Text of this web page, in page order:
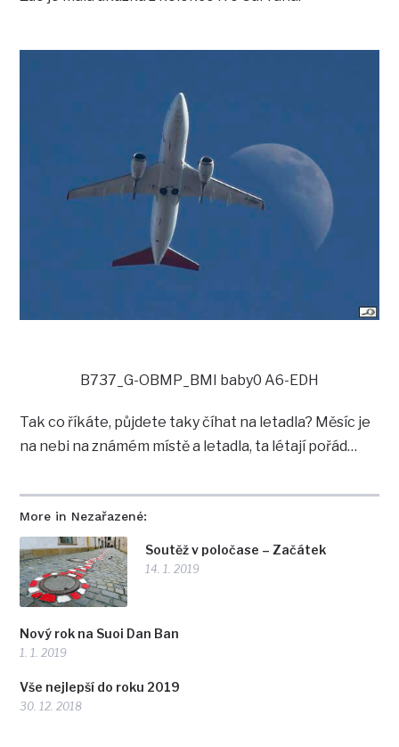
More in Nezařazené:
Soutěž v poločase – Začátek
14. 1. 2019
Nový rok na Suoi Dan Ban
1. 1. 2019
Vše nejlepší do roku 2019
30. 12. 2018
B737_G-OBMP_BMI baby0 A6-EDH
Tak co říkáte, půjdete taky číhat na letadla? Měsíc je
na nebi na známém místě a letadla, ta létají pořád…